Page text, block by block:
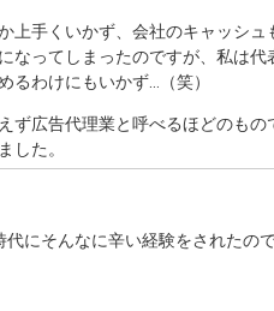
上手くいかず、会社のキャッシュ
なってしまったのですが、私は
るわけにもいかず…（笑）
ず広告代理業と呼べるほどのも
した。
代にそんなに辛い経験をされたの